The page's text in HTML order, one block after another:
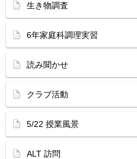
生き物調査
6年家庭科調理実習
読み聞かせ
クラブ活動
5/22 授業風景
ALT 訪問